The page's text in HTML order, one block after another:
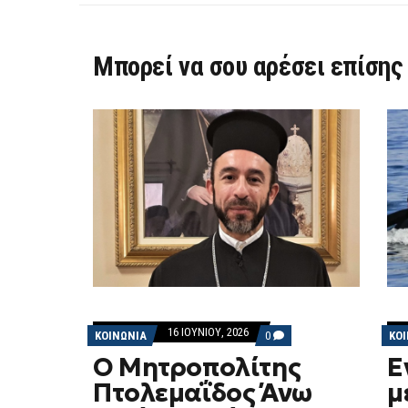
Μπορεί να σου αρέσει
ΚΟΙΝΩΝΙΑ 16 ΙΟΥΝΊΟΥ, 2026 0 COMMENTS
ON
Ο
ΜΗΤΡΟΠΟΛΊΤΗΣ
ΠΤΟΛΕΜΑΪ́ΔΟΣ
ΆΝΩ
Ο Μητροπολίτης
Πτολεμαΐδος Άνω